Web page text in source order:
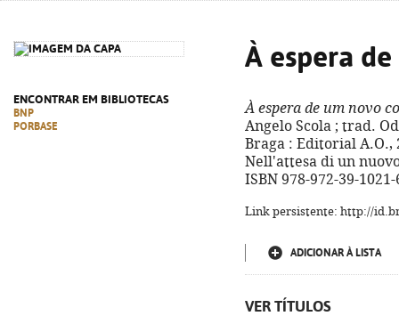
ENCONTRAR EM BIBLIOTECAS
BNP
PORBASE
À espera
À espera de um novo
Angelo Scola ; trad.
Braga : Editorial A.O.,
Nell'attesa di un
ISBN 978-972-39-1021-
Link persistente: http://
ADICIONAR À LISTA
VER TÍTULOS